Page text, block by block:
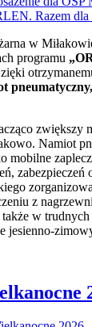
w
programu
zwiększy
Namiot
zabezpieczeń
z
także w
jesienno-